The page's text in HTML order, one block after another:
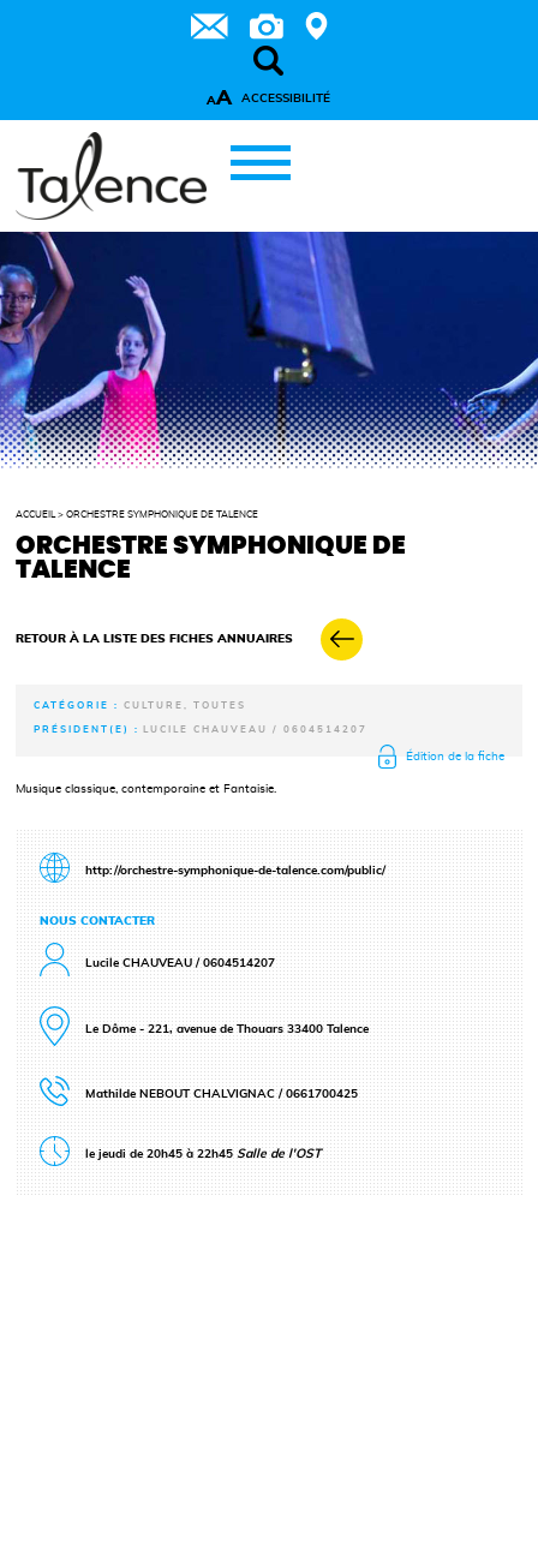
AA ACCESSIBILITÉ
ACCUEIL >ORCHESTRE SYMPHONIQUE DE TALENCE
ORCHESTRE SYMPHONIQUE DE
TALENCE
RETOUR À LA LISTE DES FICHES ANNUAIRES
CATÉGORIE :CULTURE, TOUTES
PRÉSIDENT(E) : LUCILE CHAUVEAU / 0604514207
Édition de la fiche
Musique classique, contemporaine et Fantaisie.
http://orchestre-symphonique-de-talence.com/public/
NOUS CONTACTER
Lucile CHAUVEAU / 0604514207
Le Dôme - 221, avenue de Thouars 33400 Talence
Mathilde NEBOUT CHALVIGNAC / 0661700425
le jeudi de 20h45 à 22h45Salle de l'OST